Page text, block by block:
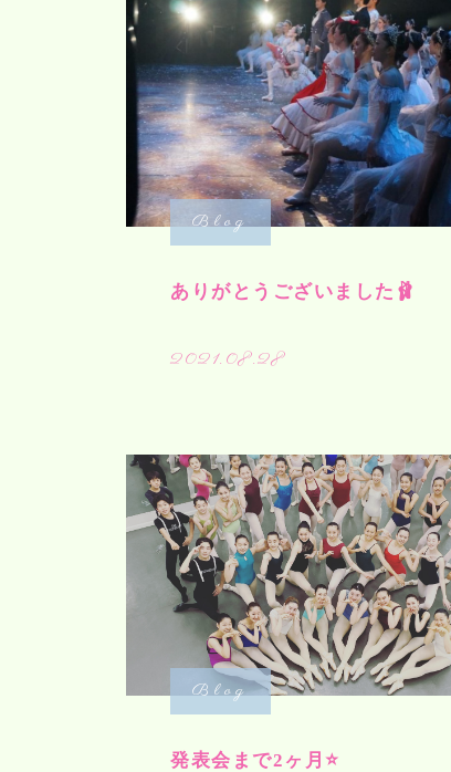
Blog
ありがとうございました🩰
2021.08.28
Blog
発表会まで2ヶ月⭐️